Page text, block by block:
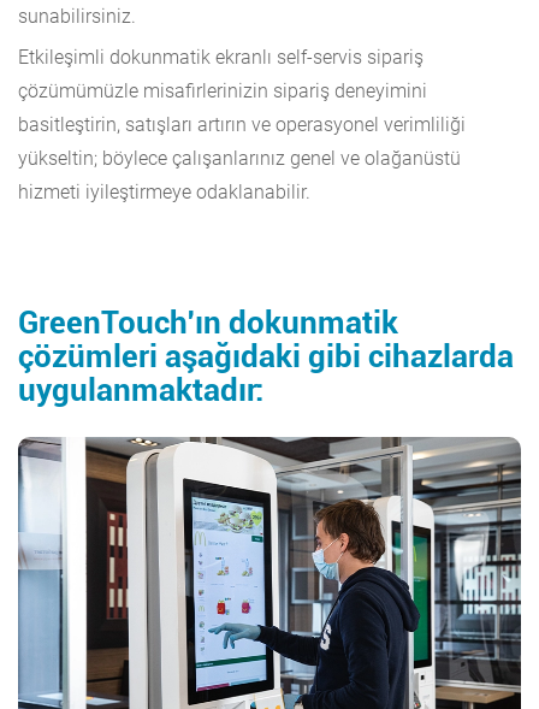
sunabilirsiniz.
Etkileşimli dokunmatik ekranlı self-servis sipariş
çözümümüzle misafirlerinizin sipariş deneyimini
basitleştirin, satışları artırın ve operasyonel verimliliği
yükseltin; böylece çalışanlarınız genel ve olağanüstü
hizmeti iyileştirmeye odaklanabilir.
GreenTouch'ın dokunmatik
çözümleri aşağıdaki gibi cihazlarda
uygulanmaktadır: